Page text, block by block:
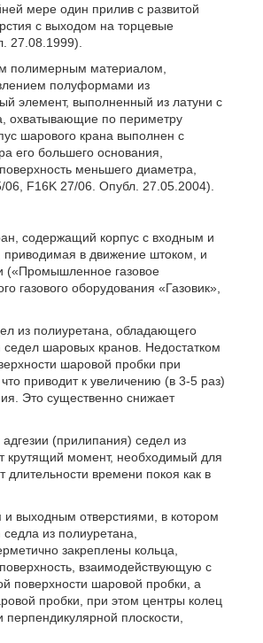
мере один прилив с развитой
с выходом на торцевые
27.08.1999).
полимерным материалом,
полуформами из
элемент, выполненный из латуни с
охватывающие по периметру
шарового крана выполнен с
его большего основания,
меньшего диаметра,
F16K 27/06. Опубл. 27.05.2004).
содержащий корпус с входным и
приводимая в движение штоком, и
(«Промышленное газовое
газового оборудования «Газовик»,
из полиуретана, обладающего
шаровых кранов. Недостатком
шаровой пробки при
приводит к увеличению (в 3-5 раз)
Это существенно снижает
(прилипания) седел из
крутящий момент, необходимый для
времени покоя как в
выходным отверстиями, в котором
из полиуретана,
закреплены кольца,
взаимодействующую с
поверхности шаровой пробки, а
пробки, при этом центры колец
плоскости,